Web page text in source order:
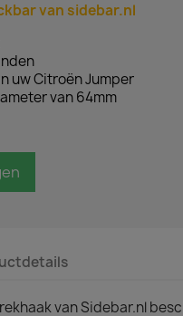
van sidebar.nl
uw Citroën Jumper
van 64mm
van Sidebar.nl